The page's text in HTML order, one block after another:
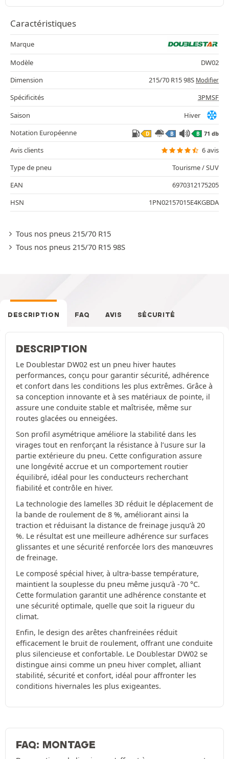
Caractéristiques
Marque
Modèle
DW02
Dimension
215/70 R15 98S Modifier
Spécificités
3PMSF
Saison
Hiver
Notation Européenne
D B B 71 db
Avis clients
6 avis
Type de pneu
Tourisme / SUV
EAN
6970312175205
HSN
1PN02157015E4KGBDA
Tous nos pneus 215/70 R15
Tous nos pneus 215/70 R15 98S
DESCRIPTION FAQ AVIS SÉCURITÉ
DESCRIPTION
Le Doublestar DW02 est un pneu hiver hautes
performances, conçu pour garantir sécurité, adhérence
et confort dans les conditions les plus extrêmes. Grâce à
sa conception innovante et à ses matériaux de pointe, il
assure une conduite stable et maîtrisée, même sur
routes glacées ou enneigées.
Son profil asymétrique améliore la stabilité dans les
virages tout en renforçant la résistance à l’usure sur la
partie extérieure du pneu. Cette configuration assure
une longévité accrue et un comportement routier
équilibré, idéal pour les conducteurs recherchant
fiabilité et contrôle en hiver.
La technologie des lamelles 3D réduit le déplacement de
la bande de roulement de 8 %, améliorant ainsi la
traction et réduisant la distance de freinage jusqu’à 20
%. Le résultat est une meilleure adhérence sur surfaces
glissantes et une sécurité renforcée lors des manœuvres
de freinage.
Le composé spécial hiver, à ultra-basse température,
maintient la souplesse du pneu même jusqu’à -70 °C.
Cette formulation garantit une adhérence constante et
une sécurité optimale, quelle que soit la rigueur du
climat.
Enfin, le design des arêtes chanfreinées réduit
efficacement le bruit de roulement, offrant une conduite
plus silencieuse et confortable. Le Doublestar DW02 se
distingue ainsi comme un pneu hiver complet, alliant
stabilité, sécurité et confort, idéal pour affronter les
conditions hivernales les plus exigeantes.
FAQ: MONTAGE